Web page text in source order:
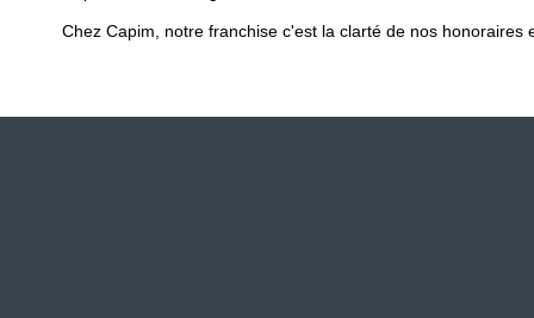
Chez Capim, notre franchise c'est la clarté de nos honoraires